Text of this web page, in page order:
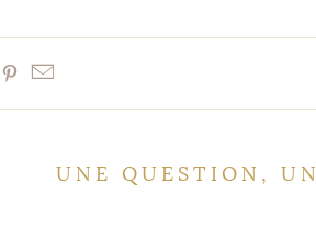
UNE QUESTION,